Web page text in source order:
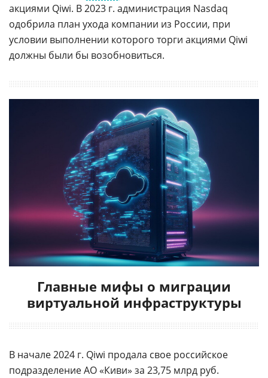
акциями Qiwi. В 2023 г. администрация Nasdaq
одобрила план ухода компании из России, при
условии выполнении которого торги акциями Qiwi
должны были бы возобновиться.
Главные мифы о миграции
виртуальной инфраструктуры
В начале 2024 г. Qiwi продала свое российское
подразделение АО «Киви» за 23,75 млрд руб.